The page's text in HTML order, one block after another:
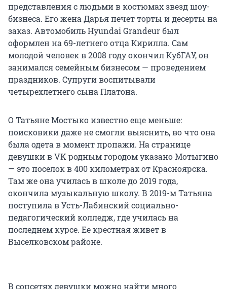
представления с людьми в костюмах звезд шоу-
бизнеса. Его жена Дарья печет торты и десерты на
заказ. Автомобиль Hyundai Grandeur был
оформлен на 69-летнего отца Кирилла. Сам
молодой человек в 2008 году окончил КубГАУ, он
занимался семейным бизнесом — проведением
праздников. Супруги воспитывали
четырехлетнего сына Платона.
О Татьяне Мостыко известно еще меньше:
поисковики даже не смогли выяснить, во что она
была одета в момент пропажи. На странице
девушки в VK родным городом указано Мотыгино
— это поселок в 400 километрах от Красноярска.
Там же она училась в школе до 2019 года,
окончила музыкальную школу. В 2019-м Татьяна
поступила в Усть-Лабинский социально-
педагогический колледж, где училась на
последнем курсе. Ее крестная живет в
Выселковском районе.
В соцсетях девушки можно найти много